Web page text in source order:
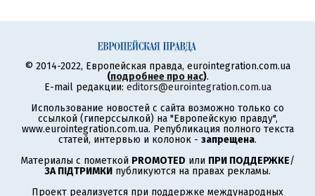
© 2014-2022, Европейская правда, eurointegration.com.ua
(подробнее про нас).
E-mail редакции: editors@eurointegration.com.ua
Использование новостей с сайта возможно только со
ссылкой (гиперссылкой) на "Европейскую правду",
www.eurointegration.com.ua. Републикация полного текста
статей, интервью и колонок - запрещена.
Материалы с пометкой PROMOTED или ПРИ ПОДДЕРЖКЕ/
ЗА ПІДТРИМКИ публикуются на правах рекламы.
Проект реализуется при поддержке международных